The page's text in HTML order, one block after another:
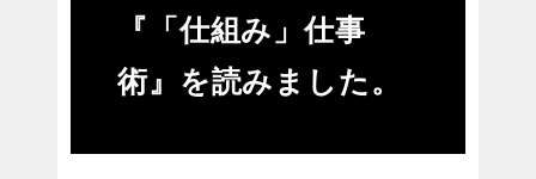
『「仕組み」仕事
術』を読みました。